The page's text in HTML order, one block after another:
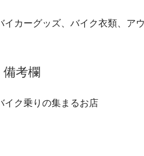
イカーグッズ、バイク衣類、ア
備考欄
イク乗りの集まるお店